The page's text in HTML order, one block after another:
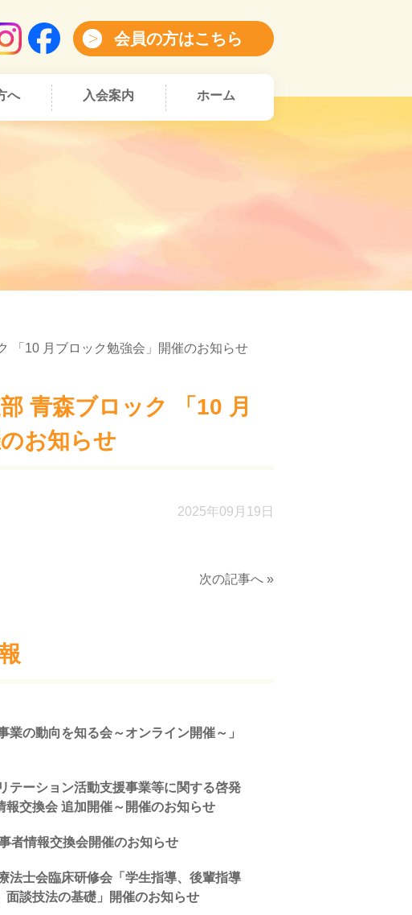
会員の方はこちら
へ 入会案内 ホーム
「10 月ブロック勉強会」開催のお知らせ
⻘森ブロック 「10 月
お知らせ
2025年09月19日
次の記事へ »
業の動向を知る会～オンライン開催～」
テーション活動支援事業等に関する啓発
報交換会 追加開催～開催のお知らせ
者情報交換会開催のお知らせ
法士会臨床研修会「学生指導、後輩指導
面談技法の基礎」開催のお知らせ